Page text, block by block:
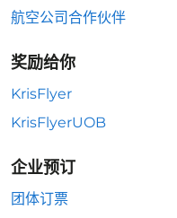
航空公司合作伙伴
奖励给你
KrisFlyer
KrisFlyerUOB
企业预订
团体订票